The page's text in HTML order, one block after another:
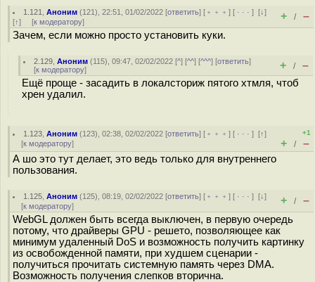
1.121 ,Аноним (121), 22:51, 01/02/2022 [ответить] [ ﹢﹢﹢] [ · · ·][↓]
[↑] [к модератору] + / –
Зачем, если можно просто установить куки.
2.129 ,Аноним (115), 09:47, 02/02/2022 [^] [^^] [^^^] [ответить]
[к модератору] + / –
Ещё проще - засадить в локалсториж пятого хтмля, чтоб
хрен удалил.
1.123 ,Аноним (123), 02:38, 02/02/2022 [ответить] [ ﹢﹢﹢] [ · · ·][↑]
[к модератору]
+1
+ / –
А шо это тут делает, это ведь только для внутреннего
пользования.
1.125 ,Аноним (125), 08:19, 02/02/2022 [ответить] [ ﹢﹢﹢] [ · · ·][↓]
[к модератору] + / –
WebGL должен быть всегда выключен, в первую очередь
потому, что драйверы GPU - рeшето, позволяющее как
минимум удаленный DoS и возможность получить картинку
из освобожденной памяти, при худшем сценарии -
получиться прочитать системную память через DMA.
Возможность получения слепков вторична.